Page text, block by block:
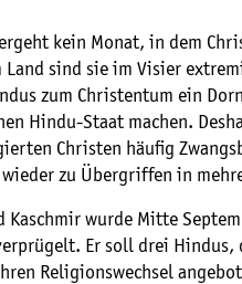
kein Monat, in dem
Land sind sie im Visier
zum Christentum ein
Hindu-Staat machen.
Christen häufig
zu Übergriffen in
Kaschmir wurde Mitte
Er soll drei Hindus,
Religionswechsel